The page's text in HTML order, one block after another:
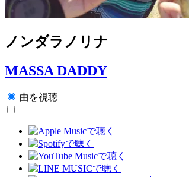
ノンダラノリナ
MASSA DADDY
曲を視聴